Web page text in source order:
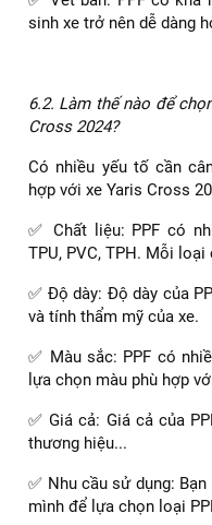
Hiện tại, ARI PPF VIỆT
Quận 2, Quận 3, Quận
Quận 9, Quận 10, Quận